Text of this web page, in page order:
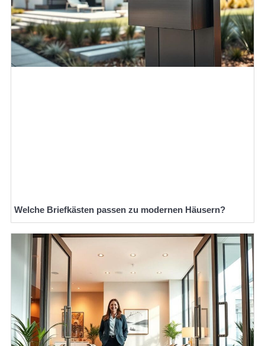
Welche Briefkästen passen zu modernen Häusern?